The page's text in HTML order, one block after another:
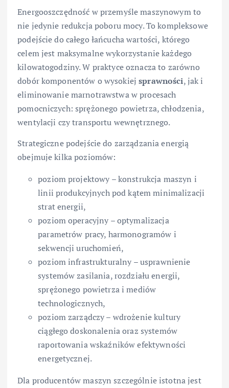
Energooszczędność w przemyśle maszynowym to
nie jedynie redukcja poboru mocy. To kompleksowe
podejście do całego łańcucha wartości, którego
celem jest maksymalne wykorzystanie każdego
kilowatogodziny. W praktyce oznacza to zarówno
dobór komponentów o wysokiejsprawności, jak i
eliminowanie marnotrawstwa w procesach
pomocniczych: sprężonego powietrza, chłodzenia,
wentylacji czy transportu wewnętrznego.
Strategiczne podejście do zarządzania energią
obejmuje kilka poziomów:
poziom projektowy – konstrukcja maszyn i
linii produkcyjnych pod kątem minimalizacji
strat energii,
poziom operacyjny – optymalizacja
parametrów pracy, harmonogramów i
sekwencji uruchomień,
poziom infrastrukturalny – usprawnienie
systemów zasilania, rozdziału energii,
sprężonego powietrza i mediów
technologicznych,
poziom zarządczy – wdrożenie kultury
ciągłego doskonalenia oraz systemów
raportowania wskaźników efektywności
energetycznej.
Dla producentów maszyn szczególnie istotna jest